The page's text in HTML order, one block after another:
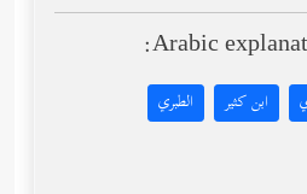
Arabic
ابن كثير الطبري